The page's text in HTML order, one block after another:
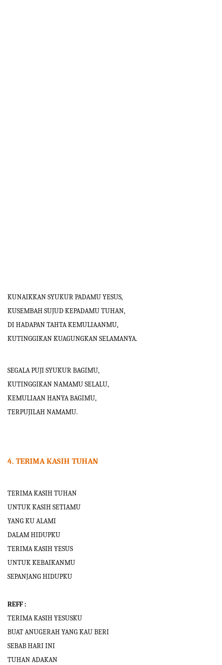
KUNAIKKAN SYUKUR PADAMU YESUS,
KUSEMBAH SUJUD KEPADAMU TUHAN,
DI HADAPAN TAHTA KEMULIAANMU,
KUTINGGIKAN KUAGUNGKAN SELAMANYA.
SEGALA PUJI SYUKUR BAGIMU,
KUTINGGIKAN NAMAMU SELALU,
KEMULIAAN HANYA BAGIMU,
TERPUJILAH NAMAMU.
4. TERIMA KASIH TUHAN
TERIMA KASIH TUHAN
UNTUK KASIH SETIAMU
YANG KU ALAMI
DALAM HIDUPKU
TERIMA KASIH YESUS
UNTUK KEBAIKANMU
SEPANJANG HIDUPKU
REFF :
TERIMA KASIH YESUSKU
BUAT ANUGERAH YANG KAU BERI
SEBAB HARI INI
TUHAN ADAKAN